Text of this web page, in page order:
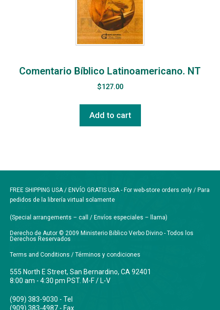
Comentario Bíblico Latinoamericano. NT
$127.00
Add to cart
FREE SHIPPING USA / ENVÍO GRATIS USA - For web-store orders only / Para
pedidos de la librería virtual solamente
(Special arrangements – call / Envíos especiales – llama)
Derecho de Autor © 2009 Ministerio Biblico Verbo Divino - Todos los
Derechos Reservados
Terms and Conditions / Términos y condiciones
555 North E Street, San Bernardino, CA 92401
8:00 am - 4:30 pm PST. M-F / L-V
(909) 383-9030 - Tel
(909) 383-4987 - Fax